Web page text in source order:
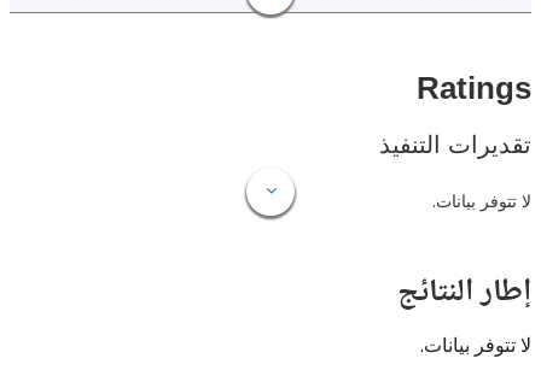
التنفيذ
بيانات.
بيانات.